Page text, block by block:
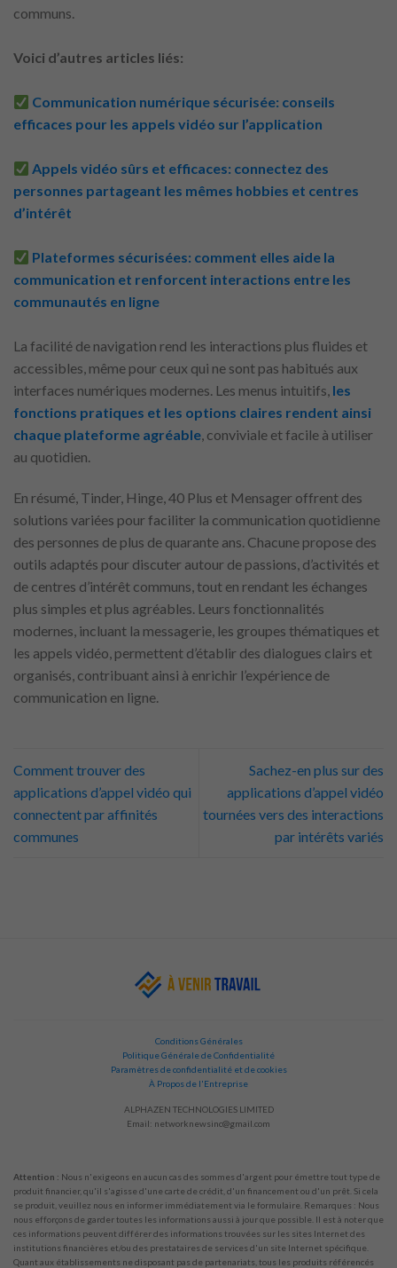
communs.
Voici d’autres articles liés:
Communication numérique sécurisée: conseils
efficaces pour les appels vidéo sur l’application
Appels vidéo sûrs et efficaces: connectez des
personnes partageant les mêmes hobbies et centres
d’intérêt
Plateformes sécurisées: comment elles aide la
communication et renforcent interactions entre les
communautés en ligne
La facilité de navigation rend les interactions plus fluides et
accessibles, même pour ceux qui ne sont pas habitués aux
interfaces numériques modernes. Les menus intuitifs, les
fonctions pratiques et les options claires rendent ainsi
chaque plateforme agréable, conviviale et facile à utiliser
au quotidien.
En résumé, Tinder, Hinge, 40 Plus et Mensager offrent des
solutions variées pour faciliter la communication quotidienne
des personnes de plus de quarante ans. Chacune propose des
outils adaptés pour discuter autour de passions, d’activités et
de centres d’intérêt communs, tout en rendant les échanges
plus simples et plus agréables. Leurs fonctionnalités
modernes, incluant la messagerie, les groupes thématiques et
les appels vidéo, permettent d’établir des dialogues clairs et
organisés, contribuant ainsi à enrichir l’expérience de
communication en ligne.
Comment trouver des
applications d’appel vidéo qui
connectent par affinités
communes
Sachez-en plus sur des
applications d’appel vidéo
tournées vers des interactions
par intérêts variés
Conditions Générales
Politique Générale de Confidentialité
Paramètres de confidentialité et de cookies
À Propos de l'Entreprise
ALPHAZEN TECHNOLOGIES LIMITED
Email: networknewsinc@gmail.com
Attention : Nous n'exigeons en aucun cas des sommes d'argent pour émettre tout type de
produit financier, qu'il s'agisse d'une carte de crédit, d'un financement ou d'un prêt. Si cela
se produit, veuillez nous en informer immédiatement via le formulaire. Remarques : Nous
nous efforçons de garder toutes les informations aussi à jour que possible. Il est à noter que
ces informations peuvent différer des informations trouvées sur les sites Internet des
institutions financières et/ou des prestataires de services d'un site Internet spécifique.
Quant aux établissements ne disposant pas de partenariats, tous les produits référencés